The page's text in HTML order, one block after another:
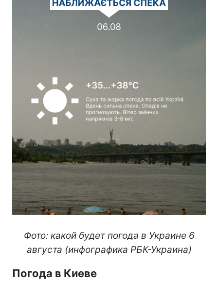
Фото: какой будет погода в Украине 6
августа (инфографика РБК-Украина)
Погода в Киеве